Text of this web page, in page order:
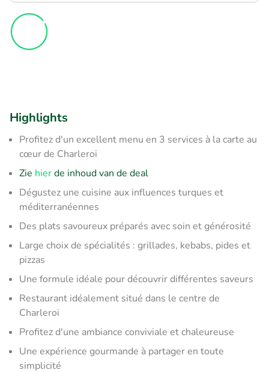
Highlights
Profitez d'un excellent menu en 3 services à la carte au
cœur de Charleroi
Zie hierde inhoud van de deal
Dégustez une cuisine aux influences turques et
méditerranéennes
Des plats savoureux préparés avec soin et générosité
Large choix de spécialités : grillades, kebabs, pides et
pizzas
Une formule idéale pour découvrir différentes saveurs
Restaurant idéalement situé dans le centre de
Charleroi
Profitez d'une ambiance conviviale et chaleureuse
Une expérience gourmande à partager en toute
simplicité